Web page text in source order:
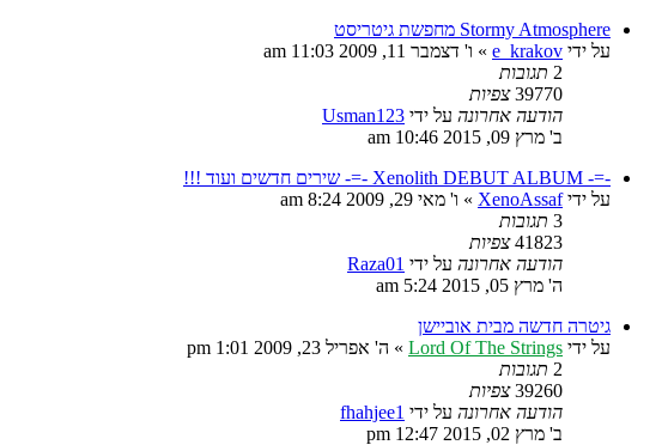
Stormy Atmosphere מחפשת גיטריסט
על ידי e_krakov
» ו' דצמבר 11, 2009 11:03 am
2 תגובות
39770 צפיות
הודעה אחרונה על ידי Usman123
ב' מרץ 09, 2015 10:46 am
-=- Xenolith DEBUT ALBUM -=- שירים חדשים ועוד !!!
על ידיXenoAssaf
» ו' מאי 29, 2009 8:24 am
3 תגובות
41823 צפיות
הודעה אחרונה על ידי Raza01
ה' מרץ 05, 2015 5:24 am
גיטרה חדשה מבית אוביישן
על ידי Lord Of The Strings
» ה' אפריל 23, 2009 1:01 pm
2 תגובות
39260 צפיות
הודעה אחרונה על ידי fhahjee1
ב' מרץ 02, 2015 12:47 pm